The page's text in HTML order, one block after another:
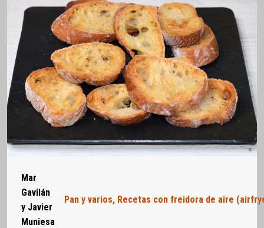
Mar
Gavilán
y Javier
Muniesa
Pan y varios, Recetas con freidora de aire